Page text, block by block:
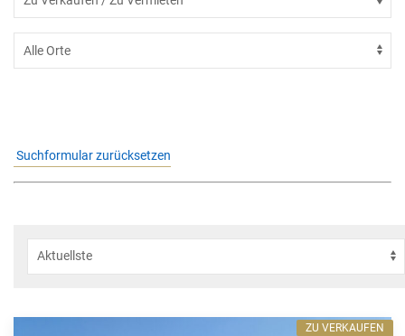
Suchformular zurücksetzen
ZU VERKAUFEN